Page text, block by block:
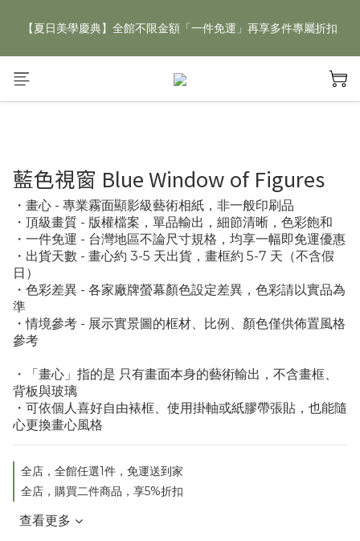
【夏日美學慶典】全館不限金額「一件免運」再享多件專屬折扣
新手好禮 🎁 加 LINE 好友，現領 新朋友專屬見面禮 優惠券！👉
藍色視窗 Blue Window of Figures
・畫心 - 專業霧面顯影級藝術相紙，非一般印刷品
・頂級畫質 - 版權檔案，單品輸出，細節清晰，色彩飽和
・一件免運 - 台灣地區不論尺寸規格，均享一幅即免運優惠
・出貨天數 - 畫心約 3-5 天出貨，畫框約 5-7 天（不含假
日）
・色彩差異 - 各家廠牌螢幕顏色設定差異，色彩請以實品為
準
・情境參考 - 展示實景圖的框材、比例、顏色僅供佈置風格
參考
・「畫心」指的是 只有畫面本身的藝術輸出，不含畫框、
背板與玻璃
・可依個人喜好自由裱框、使用掛軸或紙膠帶張貼，也能隨
心更換畫心風格
全店，全館任選1件，免運送到家
全店，購買二件商品，享5%折扣
查看更多